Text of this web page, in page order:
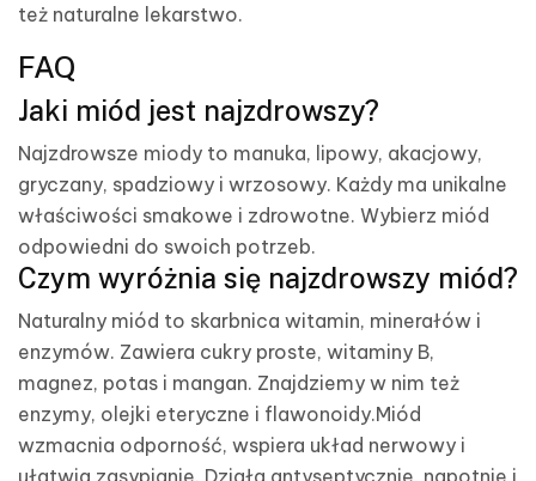
też naturalne lekarstwo.
FAQ
Jaki miód jest najzdrowszy?
Najzdrowsze miody to manuka, lipowy, akacjowy,
gryczany, spadziowy i wrzosowy. Każdy ma unikalne
właściwości smakowe i zdrowotne. Wybierz miód
odpowiedni do swoich potrzeb.
Czym wyróżnia się najzdrowszy miód?
Naturalny miód to skarbnica witamin, minerałów i
enzymów. Zawiera cukry proste, witaminy B,
magnez, potas i mangan. Znajdziemy w nim też
enzymy, olejki eteryczne i flawonoidy.Miód
wzmacnia odporność, wspiera układ nerwowy i
ułatwia zasypianie. Działa antyseptycznie, napotnie i